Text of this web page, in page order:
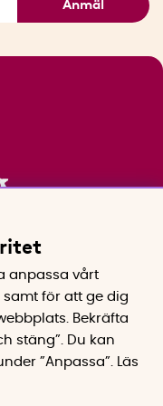
Anmäl
anpassa vårt
för att ge dig
Bekräfta
stäng”. Du kan
”Anpassa”.
Läs